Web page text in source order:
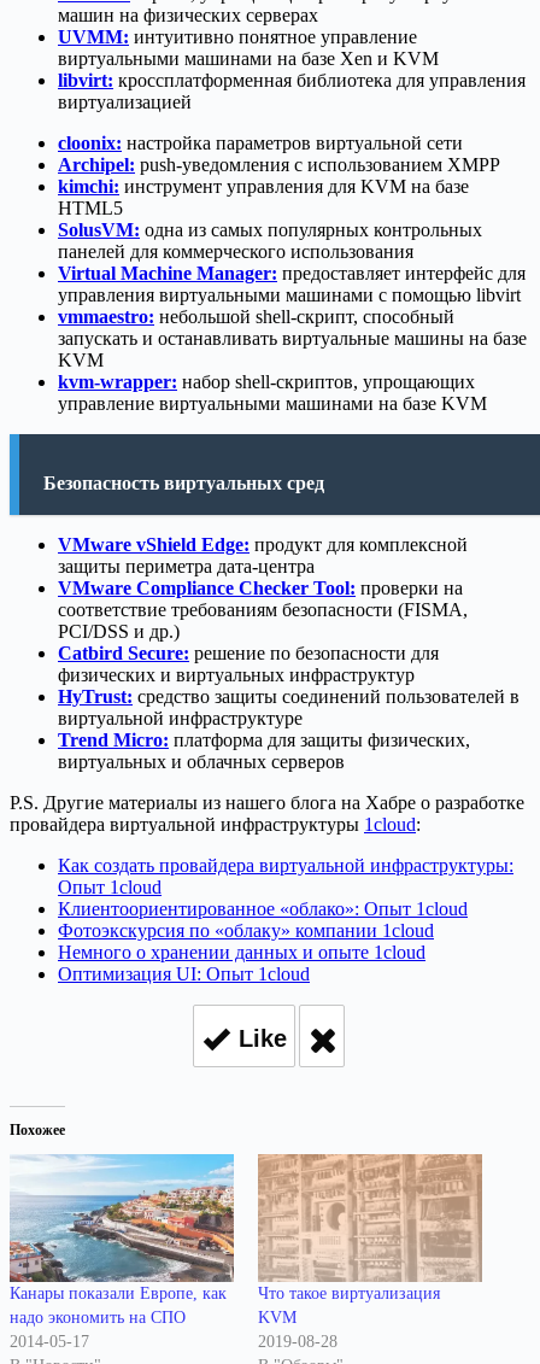
машин на физических серверах
UVMM: интуитивно понятное управление
виртуальными машинами на базе Xen и KVM
libvirt: кроссплатформенная библиотека для управления
виртуализацией
cloonix: настройка параметров виртуальной сети
Archipel: push-уведомления с использованием XMPP
kimchi: инструмент управления для KVM на базе
HTML5
SolusVM: одна из самых популярных контрольных
панелей для коммерческого использования
Virtual Machine Manager: предоставляет интерфейс для
управления виртуальными машинами с помощью libvirt
vmmaestro: небольшой shell-скрипт, способный
запускать и останавливать виртуальные машины на базе
KVM
kvm-wrapper: набор shell-скриптов, упрощающих
управление виртуальными машинами на базе KVM
Безопасность виртуальных сред
VMware vShield Edge: продукт для комплексной
защиты периметра дата-центра
VMware Compliance Checker Tool: проверки на
соответствие требованиям безопасности (FISMA,
PCI/DSS и др.)
Catbird Secure: решение по безопасности для
физических и виртуальных инфраструктур
HyTrust: средство защиты соединений пользователей в
виртуальной инфраструктуре
Trend Micro: платформа для защиты физических,
виртуальных и облачных серверов
P.S. Другие материалы из нашего блога на Хабре о разработке
провайдера виртуальной инфраструктуры 1cloud:
Как создать провайдера виртуальной инфраструктуры:
Опыт 1cloud
Клиентоориентированное «облако»: Опыт 1cloud
Фотоэкскурсия по «облаку» компании 1cloud
Немного о хранении данных и опыте 1cloud
Оптимизация UI: Опыт 1cloud
Like
Похожее
Канары показали Европе, как
надо экономить на СПО
2014-05-17
Что такое виртуализация
KVM
2019-08-28